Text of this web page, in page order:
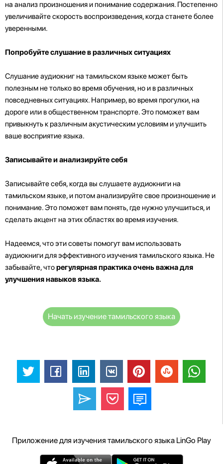
на анализ произношения и понимание содержания. Постепенно
увеличивайте скорость воспроизведения, когда станете более
уверенными.
Попробуйте слушание в различных ситуациях
Слушание аудиокниг на тамильском языке может быть
полезным не только во время обучения, но и в различных
повседневных ситуациях. Например, во время прогулки, на
дороге или в общественном транспорте. Это поможет вам
привыкнуть к различным акустическим условиям и улучшить
ваше восприятие языка.
Записывайте и анализируйте себя
Записывайте себя, когда вы слушаете аудиокниги на
тамильском языке, и потом анализируйте свое произношение и
понимание. Это поможет вам понять, где нужно улучшиться, и
сделать акцент на этих областях во время изучения.
Надеемся, что эти советы помогут вам использовать
аудиокниги для эффективного изучения тамильского языка. Не
забывайте, чторегулярная практика очень важна для
улучшения навыков языка.
Начать изучение тамильского языка
Приложение для изучения тамильского языка LinGo Play